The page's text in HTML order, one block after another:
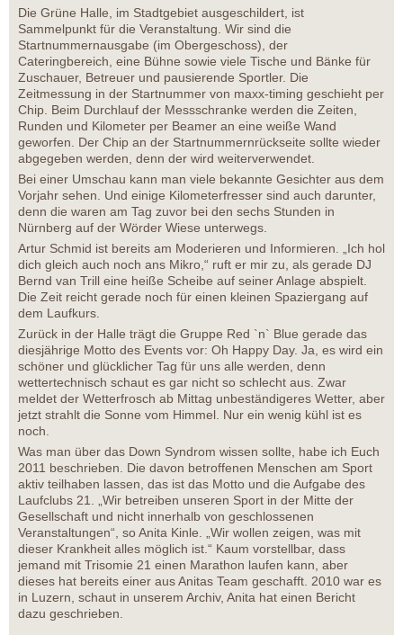
Die Grüne Halle, im Stadtgebiet ausgeschildert, ist
Sammelpunkt für die Veranstaltung. Wir sind die
Startnummernausgabe (im Obergeschoss), der
Cateringbereich, eine Bühne sowie viele Tische und Bänke für
Zuschauer, Betreuer und pausierende Sportler. Die
Zeitmessung in der Startnummer von maxx-timing geschieht per
Chip. Beim Durchlauf der Messschranke werden die Zeiten,
Runden und Kilometer per Beamer an eine weiße Wand
geworfen. Der Chip an der Startnummernrückseite sollte wieder
abgegeben werden, denn der wird weiterverwendet.
Bei einer Umschau kann man viele bekannte Gesichter aus dem
Vorjahr sehen. Und einige Kilometerfresser sind auch darunter,
denn die waren am Tag zuvor bei den sechs Stunden in
Nürnberg auf der Wörder Wiese unterwegs.
Artur Schmid ist bereits am Moderieren und Informieren. „Ich hol
dich gleich auch noch ans Mikro,“ ruft er mir zu, als gerade DJ
Bernd van Trill eine heiße Scheibe auf seiner Anlage abspielt.
Die Zeit reicht gerade noch für einen kleinen Spaziergang auf
dem Laufkurs.
Zurück in der Halle trägt die Gruppe Red `n` Blue gerade das
diesjährige Motto des Events vor: Oh Happy Day. Ja, es wird ein
schöner und glücklicher Tag für uns alle werden, denn
wettertechnisch schaut es gar nicht so schlecht aus. Zwar
meldet der Wetterfrosch ab Mittag unbeständigeres Wetter, aber
jetzt strahlt die Sonne vom Himmel. Nur ein wenig kühl ist es
noch.
Was man über das Down Syndrom wissen sollte, habe ich Euch
2011 beschrieben. Die davon betroffenen Menschen am Sport
aktiv teilhaben lassen, das ist das Motto und die Aufgabe des
Laufclubs 21. „Wir betreiben unseren Sport in der Mitte der
Gesellschaft und nicht innerhalb von geschlossenen
Veranstaltungen“, so Anita Kinle. „Wir wollen zeigen, was mit
dieser Krankheit alles möglich ist.“ Kaum vorstellbar, dass
jemand mit Trisomie 21 einen Marathon laufen kann, aber
dieses hat bereits einer aus Anitas Team geschafft. 2010 war es
in Luzern, schaut in unserem Archiv, Anita hat einen Bericht
dazu geschrieben.